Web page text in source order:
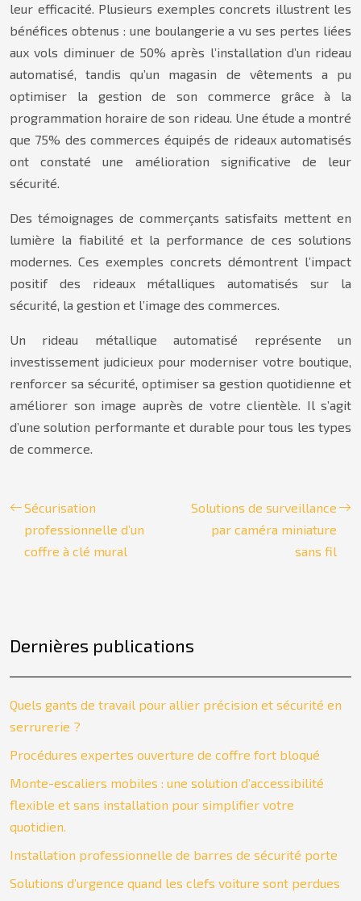
leur efficacité. Plusieurs exemples concrets illustrent les
bénéfices obtenus : une boulangerie a vu ses pertes liées
aux vols diminuer de 50% après l’installation d’un rideau
automatisé, tandis qu’un magasin de vêtements a pu
optimiser la gestion de son commerce grâce à la
programmation horaire de son rideau. Une étude a montré
que 75% des commerces équipés de rideaux automatisés
ont constaté une amélioration significative de leur
sécurité.
Des témoignages de commerçants satisfaits mettent en
lumière la fiabilité et la performance de ces solutions
modernes. Ces exemples concrets démontrent l’impact
positif des rideaux métalliques automatisés sur la
sécurité, la gestion et l’image des commerces.
Un rideau métallique automatisé représente un
investissement judicieux pour moderniser votre boutique,
renforcer sa sécurité, optimiser sa gestion quotidienne et
améliorer son image auprès de votre clientèle. Il s’agit
d’une solution performante et durable pour tous les types
de commerce.
Sécurisation
professionnelle d’un
coffre à clé mural
Solutions de surveillance
par caméra miniature
sans fil
Dernières publications
Quels gants de travail pour allier précision et sécurité en
serrurerie ?
Procédures expertes ouverture de coffre fort bloqué
Monte-escaliers mobiles : une solution d’accessibilité
flexible et sans installation pour simplifier votre
quotidien.
Installation professionnelle de barres de sécurité porte
Solutions d’urgence quand les clefs voiture sont perdues